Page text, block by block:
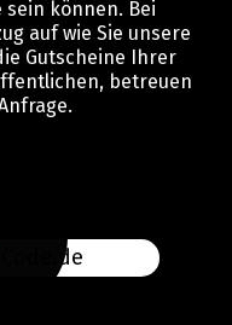
können. Bei
auf wie Sie unsere
Gutscheine Ihrer
betreuen